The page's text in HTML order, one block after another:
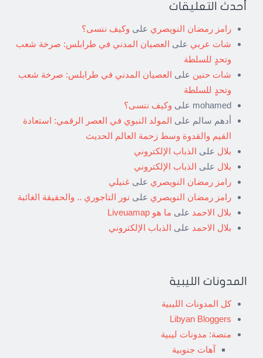
أحدث التعليقات
رامز رمضان النويصري على وكيف ننسى؟
شات عربي على العصيان المدني في طرابلس: صرخة شعب
وتحدٍ للسلطة
شات حنين على العصيان المدني في طرابلس: صرخة شعب
وتحدٍ للسلطة
mohamed على وكيف ننسى؟
أدهم سالم على المولد النبوي في العصر الرقمي: استعادة
القيم والقدوة وسط زحمة العالم الحديث
بلال على الذباب الإلكتروني
بلال على الذباب الإلكتروني
رامز رمضان النويصري على غنيلي
رامز رمضان النويصري على نور التاجوري .. والحقيقة الغائبة
بلال الاحمد على ما هو Liveuamap
بلال الاحمد على الذباب الإلكتروني
المدونات الليبية
كل المدونات الليبية
Libyan Bloggers
منصة: مدونات ليبية
آهات جنوبية